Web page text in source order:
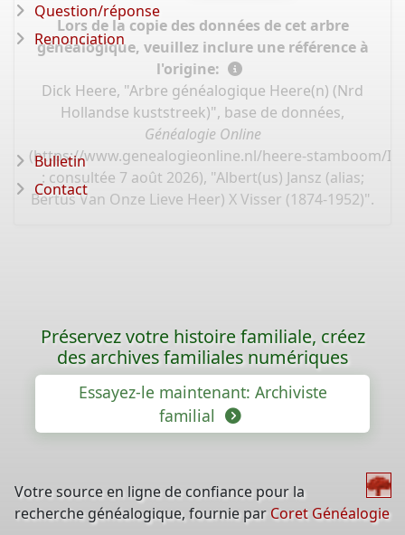
Lors de la copie des données de cet arbre
généalogique, veuillez inclure une référence à
l'origine:
Dick Heere, "Arbre généalogique Heere(n) (Nrd
Hollandse kuststreek)", base de données,
Généalogie Online
(https://www.genealogieonline.nl/heere-stamboom/
: consultée 7 août 2026), "Albert(us) Jansz (alias;
Bertus Van Onze Lieve Heer) X Visser (1874-1952)".
Question/réponse
Renonciation
Bulletin
Contact
Préservez votre histoire familiale, créez
des archives familiales numériques
Essayez-le maintenant: Archiviste
familial
Votre source en ligne de confiance pour la
recherche généalogique, fournie par Coret Généalogie